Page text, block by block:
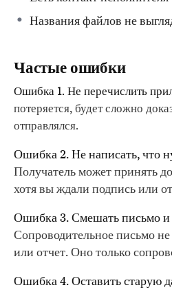
Названия файлов не
Частые ошибки
Ошибка 1. Не перечислить
потеряется, будет сложно
отправлялся.
Ошибка 2. Не написать, что
Получатель может принять
хотя вы ждали подпись или
Ошибка 3. Смешать письмо и
Сопроводительное письмо не
или отчет. Оно только
Ошибка 4. Оставить старую